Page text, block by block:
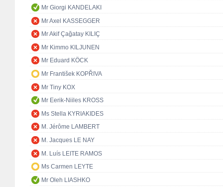
Mr Giorgi KANDELAKI
Mr Axel KASSEGGER
Mr Akif Çağatay KILIÇ
Mr Kimmo KILJUNEN
Mr Eduard KÖCK
Mr František KOPŘIVA
Mr Tiny KOX
Mr Eerik-Niiles KROSS
Ms Stella KYRIAKIDES
M. Jérôme LAMBERT
M. Jacques LE NAY
M. Luís LEITE RAMOS
Ms Carmen LEYTE
Mr Oleh LIASHKO